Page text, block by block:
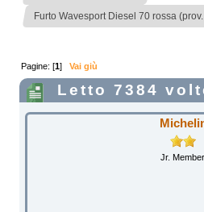
Furto Wavesport Diesel 70 rossa
Pagine: [1]Vai giù
Letto 7384
Jr. Member